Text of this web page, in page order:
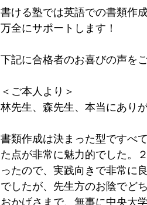
書ける塾では英語での書類作
万全にサポートします！
下記に合格者のお喜びの声を
＜ご本人より＞
林先生、森先生、本当にあり
書類作成は決まった型ですべ
た点が非常に魅力的でした。
ったので、実践向きで非常に
でしたが、先生方のお陰でど
おかげさまで、無事に中央大